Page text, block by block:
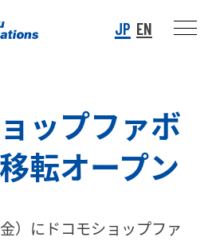
JP EN
ップファボ
転オープン
）にドコモショップファ